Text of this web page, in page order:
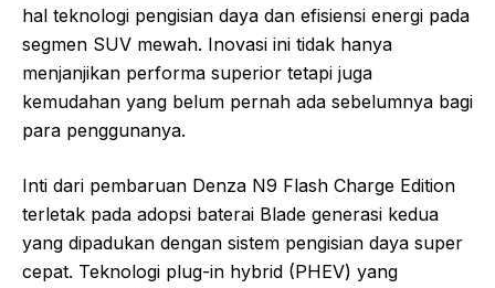
hal teknologi pengisian daya dan efisiensi energi pada
segmen SUV mewah. Inovasi ini tidak hanya
menjanjikan performa superior tetapi juga
kemudahan yang belum pernah ada sebelumnya bagi
para penggunanya.
Inti dari pembaruan Denza N9 Flash Charge Edition
terletak pada adopsi baterai Blade generasi kedua
yang dipadukan dengan sistem pengisian daya super
cepat. Teknologi plug-in hybrid (PHEV) yang